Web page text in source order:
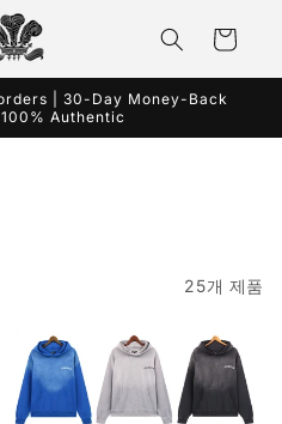
트
orders | 30-Day Money-Back
Authentic
25개 제품